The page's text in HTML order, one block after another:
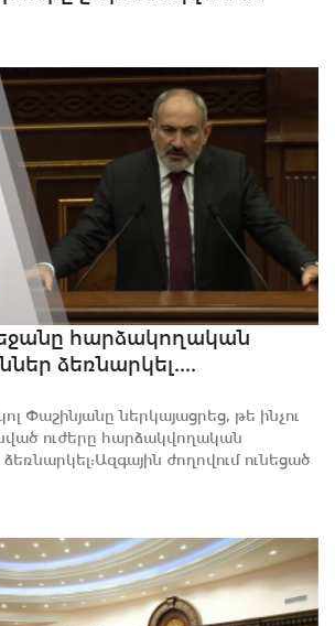
հարձակողական
ձեռնարկել....
Փաշինյանը ներկայացրեց, թե ինչու
ուժերը հարձակվողական
ձեռնարկել:Ազգային ժողովում ունեցած